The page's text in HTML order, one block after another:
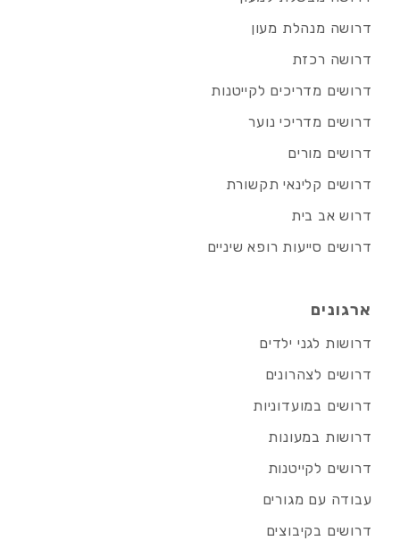
דרושה מנהלת מעון
דרושה רכזת
דרושים מדריכים לקייטנות
דרושים מדריכי נוער
דרושים מורים
דרושים קלינאי תקשורת
דרוש אב בית
דרושים סייעות רופא שיניים
ארגונים
דרושות לגני ילדים
דרושים לצהרונים
דרושים במועדוניות
דרושות במעונות
דרושים לקייטנות
עבודה עם מגורים
דרושים בקיבוצים